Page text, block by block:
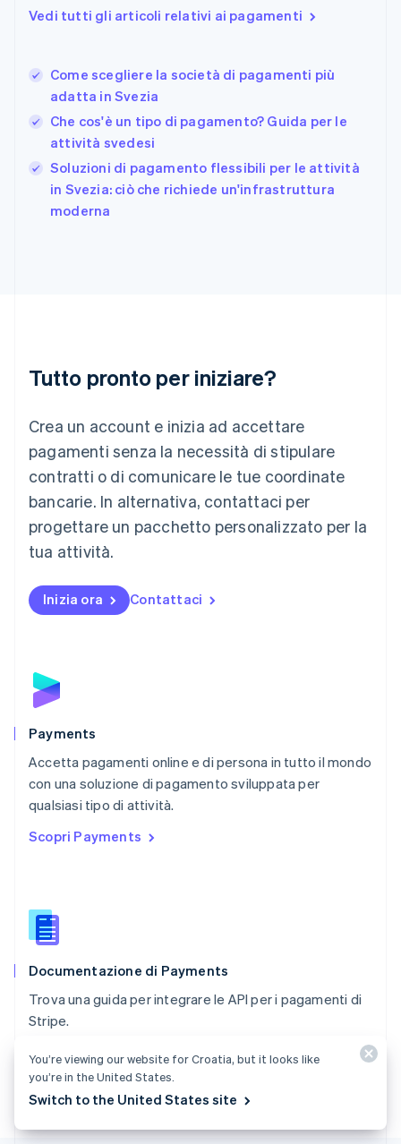
Vedi tutti gli articoli relativi ai pagamenti
Come scegliere la società di pagamenti più
adatta in Svezia
Che cos'è un tipo di pagamento? Guida per le
attività svedesi
Soluzioni di pagamento flessibili per le attività
in Svezia: ciò che richiede un'infrastruttura
moderna
Tutto pronto per iniziare?
Crea un account e inizia ad accettare
pagamenti senza la necessità di stipulare
contratti o di comunicare le tue coordinate
bancarie. In alternativa, contattaci per
progettare un pacchetto personalizzato per la
tua attività.
Inizia ora Contattaci
Payments
Accetta pagamenti online e di persona in tutto il mondo
con una soluzione di pagamento sviluppata per
qualsiasi tipo di attività.
Scopri Payments
Documentazione di Payments
Trova una guida per integrare le API per i pagamenti di
Stripe.
Consulta la documentazione
Francia
DeutschEnglish
Giappone
日本語 English
English
Grecia
English
India
Lituania
Lussemburgo
Deutsch English
Malaysia
English 简体中文
Malta
Messico
EspañolEnglish
English
Nuova Zelanda
Polonia
English
Português
English简体中文
Regno Unito
English
English
English
Slovacchia
Slovenia
Spagna
Español
EnglishEspañol简体中文
Svezia
SvenskaEnglish
DeutschFrançaisItalianoEnglish
You’re viewing our website for Croatia, but it looks like
you’re in the United States.
Switch to the United States site